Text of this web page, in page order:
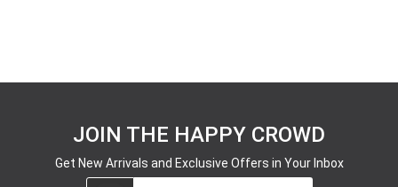
JOIN THE HAPPY CROWD
Get New Arrivals and Exclusive Offers in Your Inbox